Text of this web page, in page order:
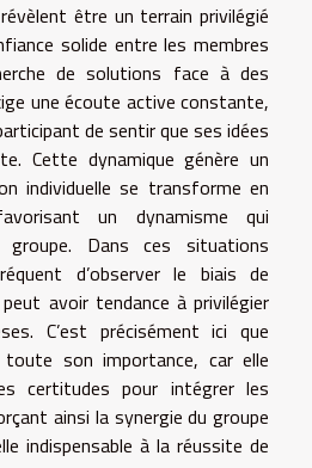
être un terrain privilégié
solide entre les membres
de solutions face à des
une écoute active constante,
de sentir que ses idées
Cette dynamique génère un
individuelle se transforme en
un dynamisme qui
Dans ces situations
d’observer le biais de
avoir tendance à privilégier
C’est précisément ici que
toute son importance, car elle
certitudes pour intégrer les
ainsi la synergie du groupe
indispensable à la réussite de